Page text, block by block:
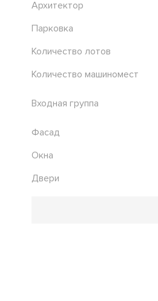
Архитектор
Парковка
Количество лотов
Количество машиномест
Входная группа
Фасад
Окна
Двери